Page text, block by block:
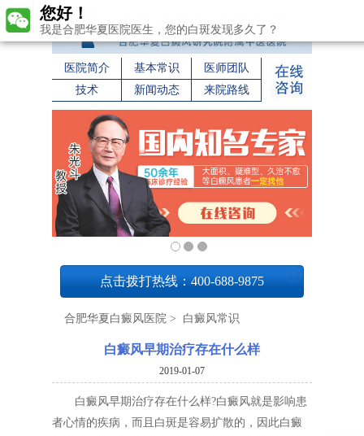
医院简介 基本常识
医师团队
技术
新闻动态 来院路线
点击拨打热线：400-688-9875
合肥华夏白癜风医院 > 白癜风常识
白癜风早期治疗存在什么样
2019-01-07
白癜风早期治疗存在什么样?白癜风就是影响患
者心情的疾病，而且白斑是容易扩散的，因此白癜
您好！
我是合肥华夏医院医生，您的白斑发现多久了？